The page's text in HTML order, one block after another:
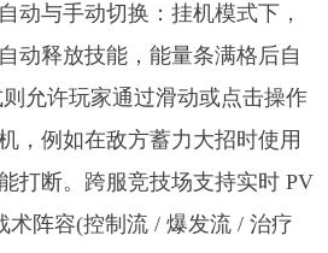
动与手动切换：挂机模式下，
动释放技能，能量条满格后自
允许玩家通过滑动或点击操作
，例如在敌方蓄力大招时使用
打断。跨服竞技场支持实时 PV
术阵容(控制流 / 爆发流 / 治疗